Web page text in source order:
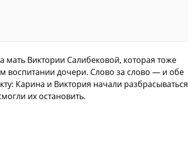
мать Виктории Салибековой, которая тоже
воспитании дочери. Слово за слово — и обе
Карина и Виктория начали разбрасываться
их остановить.